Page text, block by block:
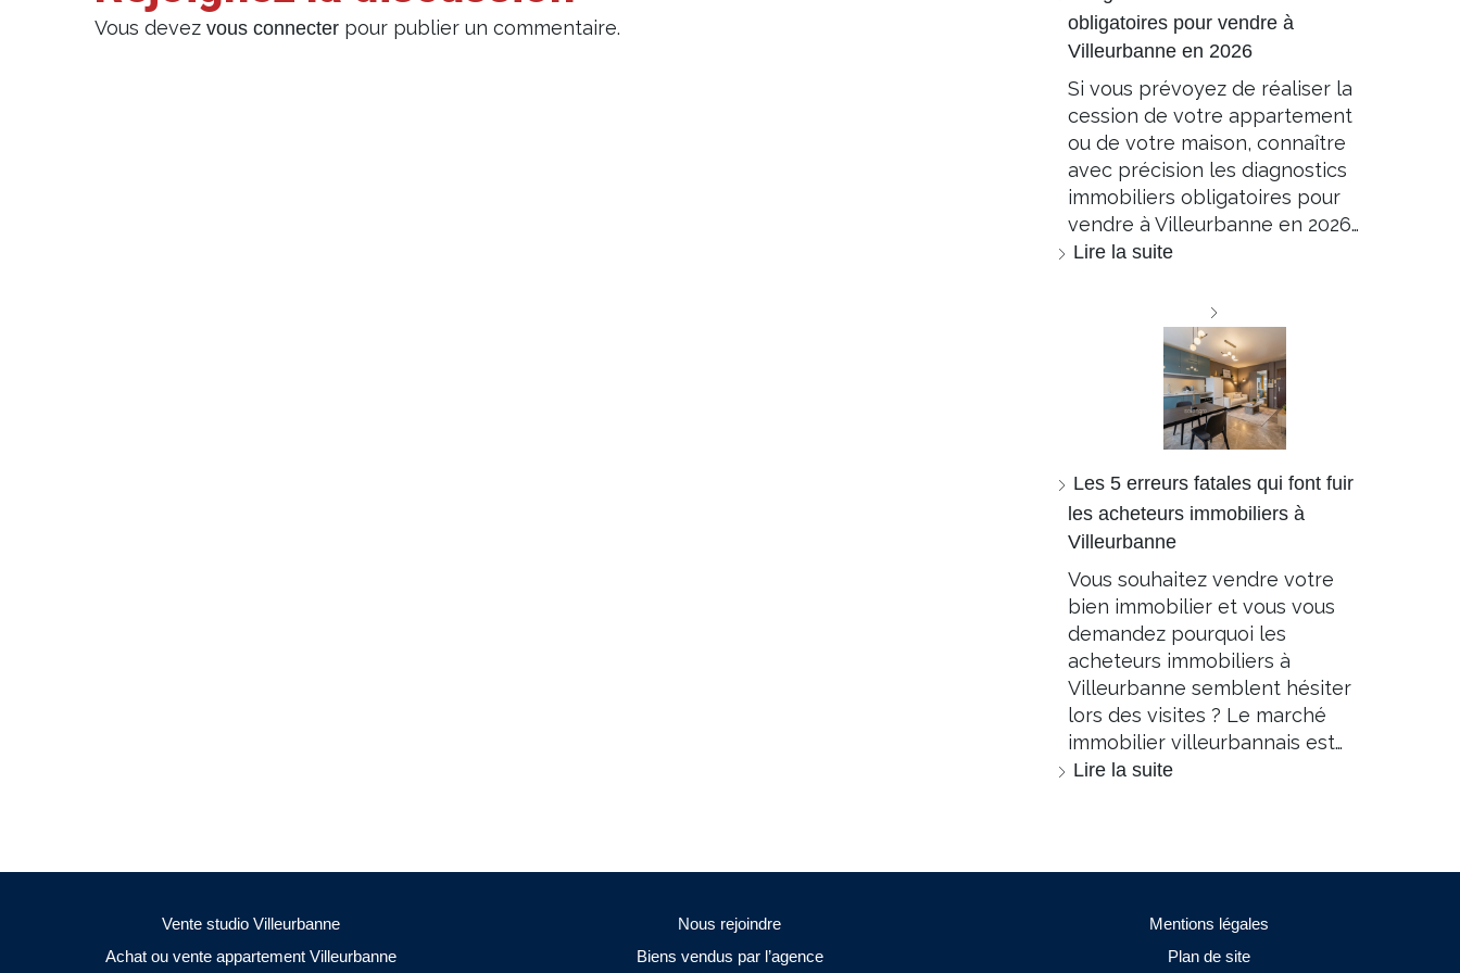
Vous devez vous connecter pour publier un commentaire.
obligatoires pour vendre à
Villeurbanne en 2026
Si vous prévoyez de réaliser la
cession de votre appartement
ou de votre maison, connaître
avec précision les diagnostics
immobiliers obligatoires pour
vendre à Villeurbanne en 2026…
Lire la suite
Les 5 erreurs fatales qui font fuir
les acheteurs immobiliers à
Villeurbanne
Vous souhaitez vendre votre
bien immobilier et vous vous
demandez pourquoi les
acheteurs immobiliers à
Villeurbanne semblent hésiter
lors des visites ? Le marché
immobilier villeurbannais est…
Lire la suite
Vente studio Villeurbanne
Achat ou vente appartement Villeurbanne
Nous rejoindre
Biens vendus par l’agence
Mentions légales
Plan de site